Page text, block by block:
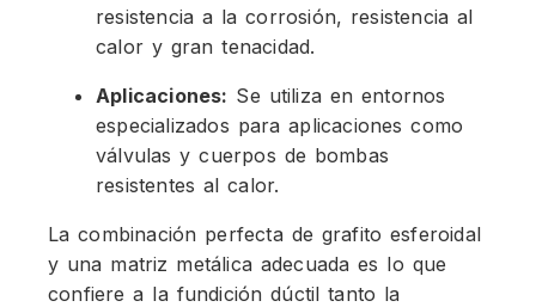
resistencia a la corrosión, resistencia al
calor y gran tenacidad.
Aplicaciones: Se utiliza en entornos
especializados para aplicaciones como
válvulas y cuerpos de bombas
resistentes al calor.
La combinación perfecta de grafito esferoidal
y una matriz metálica adecuada es lo que
confiere a la fundición dúctil tanto la